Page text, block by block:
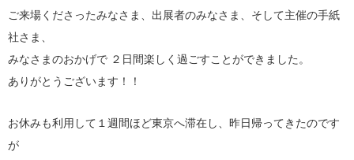
ご来場くださったみなさま、出展者のみなさま、そして主催の手紙
社さま、
みなさまのおかげで ２日間楽しく過ごすことができました。
ありがとうございます！！
お休みも利用して１週間ほど東京へ滞在し、昨日帰ってきたのです
が